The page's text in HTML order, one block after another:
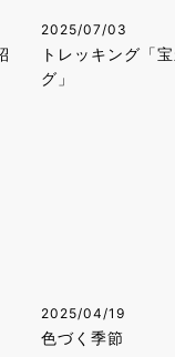
2025/07/03
トレッキング「
グ」
2025/04/19
色づく季節